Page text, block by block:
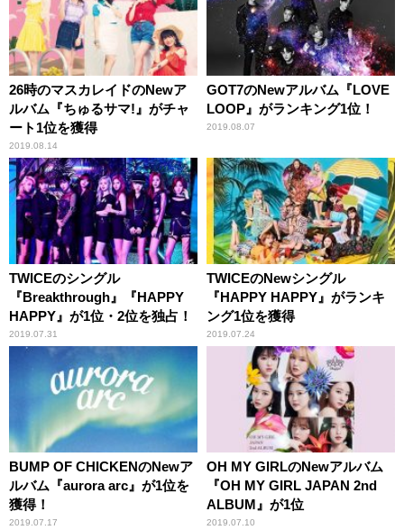
26時のマスカレイドのNewア
ルバム『ちゅるサマ!』がチャ
ート1位を獲得
2019.08.14
GOT7のNewアルバム『LOVE
LOOP』がランキング1位！
2019.08.07
TWICEのシングル
『Breakthrough』『HAPPY
HAPPY』が1位・2位を独占！
2019.07.31
TWICEのNewシングル
『HAPPY HAPPY』がランキ
ング1位を獲得
2019.07.24
BUMP OF CHICKENのNewア
ルバム『aurora arc』が1位を
獲得！
2019.07.17
OH MY GIRLのNewアルバム
『OH MY GIRL JAPAN 2nd
ALBUM』が1位
2019.07.10